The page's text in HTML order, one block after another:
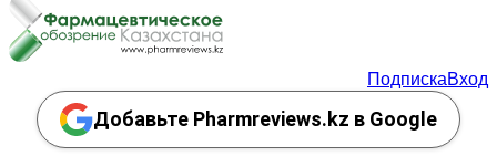
ПодпискаВход
Добавьте Pharmreviews.kz в Google